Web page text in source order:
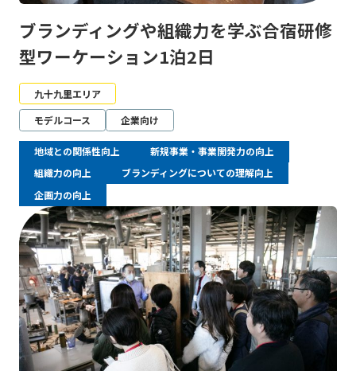
ブランディングや組織力を学ぶ合宿研修
型ワーケーション1泊2日
九十九里エリア
モデルコース
企業向け
地域との関係性向上
新規事業・事業開発力の向上
組織力の向上
ブランディングについての理解向上
企画力の向上